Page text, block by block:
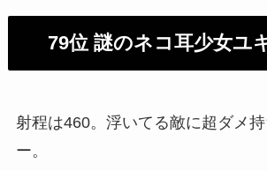
79位 謎のネコ耳少女ユ
射程は460。浮いてる敵に超ダメ
ー。